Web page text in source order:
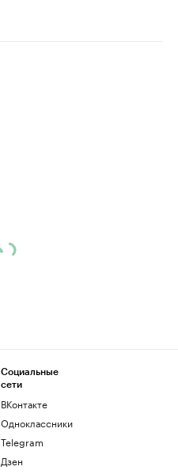
Социальные
сети
ВКонтакте
Одноклассники
Telegram
Дзен